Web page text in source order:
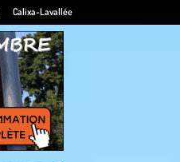
Calixa-Lavallée